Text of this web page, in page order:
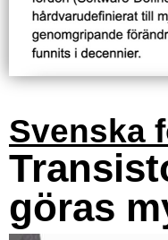
Svenska
göras